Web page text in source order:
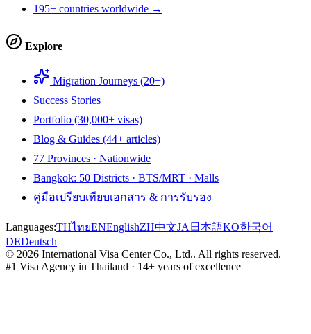
195+ countries worldwide →
Explore
Migration Journeys (20+)
Success Stories
Portfolio (30,000+ visas)
Blog & Guides (44+ articles)
77 Provinces · Nationwide
Bangkok: 50 Districts · BTS/MRT · Malls
คู่มือเปรียบเทียบเอกสาร & การรับรอง
Languages:THไทยENEnglishZH中文JA 日本語KO한국어
DEDeutsch
© 2026 International Visa Center Co., Ltd.. All rights reserved.
#1 Visa Agency in Thailand · 14+ years of excellence